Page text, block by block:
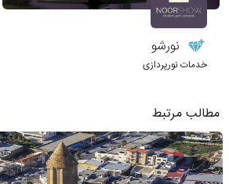
نورشو
خدمات نورپردازی
مطالب مرتبط